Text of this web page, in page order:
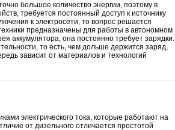
большое количество энергии, поэтому в
требуется постоянный доступ к источнику
к электросети, то вопрос решается
предназначены для работы в автономном
аккумулятора, она постоянно требует зарядки.
то есть, чем дольше держится заряд,
зависит от материалов и технологий
электрического тока, которые работают на
от дизельного отличается простотой